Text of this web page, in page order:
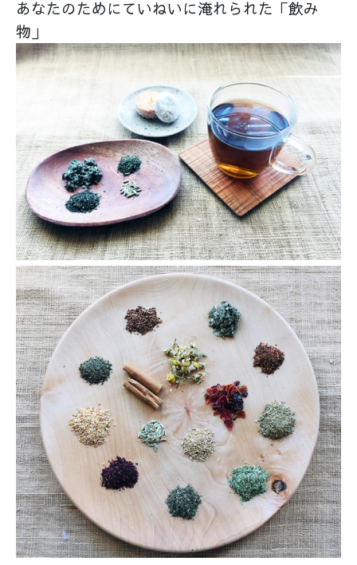
あなたのためにていねいに淹れられた「飲み
物」